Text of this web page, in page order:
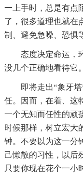
一上手时，总是有点
了，很多道理也就在
制、避免急噪、恐惧
态度决定命运，
没几个正确地看待它。
即将走出“象牙
任。因而，在着、这
一个无知而任性的顽
时候那样，树立宏大
钟。不要以为这一分
己懒散的习性，以后
只要你现在花个一